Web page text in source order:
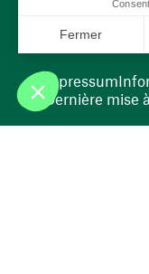
Dernière mise
Impressum